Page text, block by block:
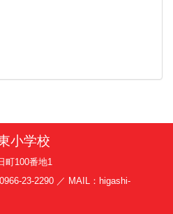
小学校
町100番地1
23-2290 ／ MAIL：higashi-